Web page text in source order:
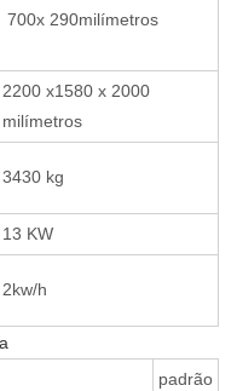
700x 290milímetros
2200 x1580 x 2000
milímetros
3430 kg
13 KW
2kw/h
padrão